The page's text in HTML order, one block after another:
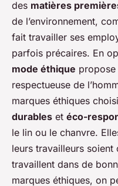
des matières
de l’environnement,
fait travailler ses
parfois précaires. En
mode éthique propose
respectueuse de
marques éthiques
durables et éco-
le lin ou le chanvre.
leurs travailleurs soient
travaillent dans de
marques éthiques, on